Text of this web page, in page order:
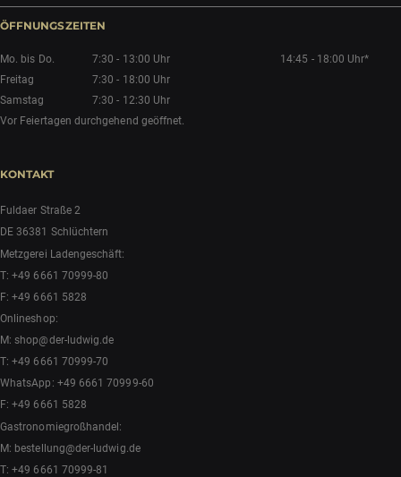
ÖFFNUNGSZEITEN
Mo. bis Do. 7:30 - 13:00 Uhr
14:45 - 18:00 Uhr*
Freitag
7:30 - 18:00 Uhr
Samstag
7:30 - 12:30 Uhr
Vor Feiertagen durchgehend geöffnet.
KONTAKT
Fuldaer Straße 2
DE 36381 Schlüchtern
Metzgerei Ladengeschäft:
T:+49 6661 70999-80
F: +49 6661 5828
Onlineshop:
M:shop@der-ludwig.de
T:+49 6661 70999-70
WhatsApp: +49 6661 70999-60
F: +49 6661 5828
Gastronomiegroßhandel:
M: bestellung@der-ludwig.de
T:+49 6661 70999-81